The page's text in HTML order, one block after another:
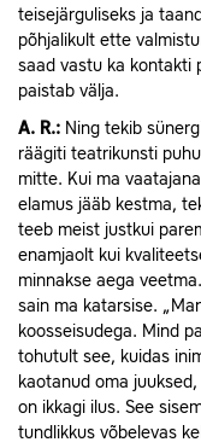
teisejärguliseks ja
põhjalikult ette
saad vastu ka kontakti
paistab välja.
A. R.: Ning tekib
räägiti teatrikunsti
mitte. Kui ma
elamus jääb kestma,
teeb meist justkui
enamjaolt kui
minnakse aega
sain ma katarsise.
koosseisudega. Mind
tohutult see, kuidas
kaotanud oma
on ikkagi ilus. See
tundlikkus võbelevas